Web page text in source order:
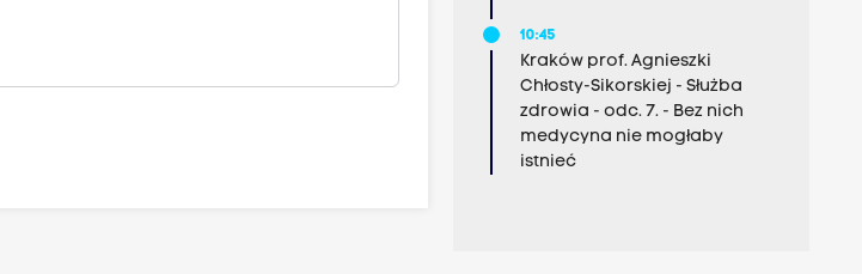
10:45
Kraków prof. Agnieszki
Chłosty-Sikorskiej - Służba
zdrowia - odc. 7. - Bez nich
medycyna nie mogłaby
istnieć